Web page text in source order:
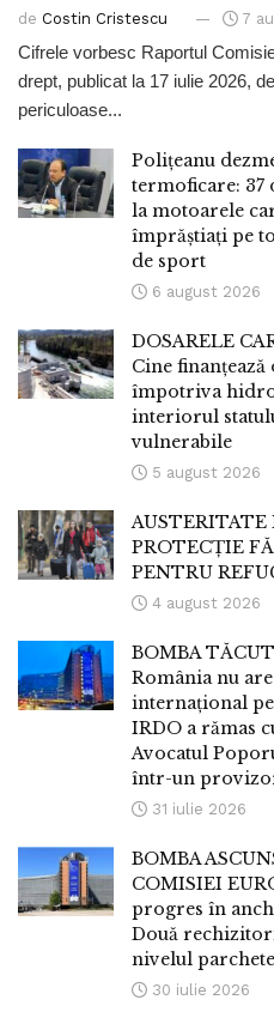
de Costin Cristescu 7
Cifrele vorbesc Raportul
drept, publicat la 17 iulie 2026,
periculoase...
Polițeanu
termoficare: 37
la motoarele
împrăștiați pe
de sport
6 august 2026
DOSARELE
Cine
împotriva
interiorul
vulnerabile
5 august 2026
PROTECȚIE
PENTRU
4 august 2026
BOMBA
România nu
internațional
IRDO a rămas
Avocatul
într-un
31 iulie 2026
BOMBA
COMISIEI
progres în
Două
nivelul
30 iulie 2026